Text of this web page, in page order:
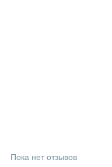
Пока нет отзывов